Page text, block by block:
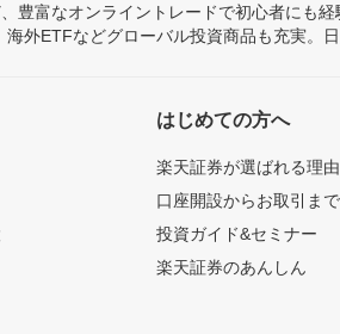
豊富なオンライントレードで初心者にも
外ETFなどグローバル投資商品も充実。
はじめての方へ
楽天証券が選ばれる理由
口座開設からお取引ま
投資ガイド&セミナー
楽天証券のあんしん